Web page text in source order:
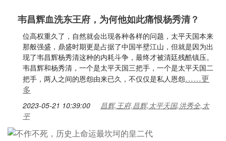
韦昌辉血洗东王府，为何他如此痛恨杨秀清？
位高权重久了，自然就会出现各种各样的问题，太平天国本来
那般强盛，鼎盛时期更是占据了中国半壁江山，但就是因为出
现了韦昌辉杨秀清这种的内耗斗争，最终才被清廷残酷镇压。
韦昌辉和杨秀清，一个是太平天国三把手，一个是太平天国二
把手，两人之间的恩怨由来已久，不仅仅是私人恩怨……更
多
2023-05-21 10:39:00
昌辉,王府,昌辉,太平天国,洪秀全,太
平